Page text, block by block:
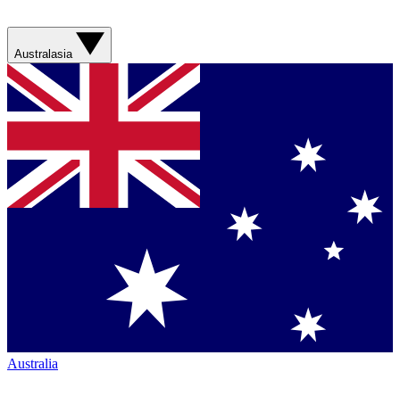
Australasia
Australia